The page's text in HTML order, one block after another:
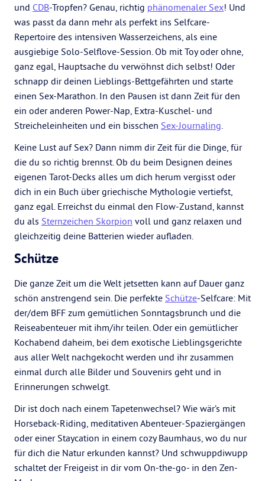
und CDB-Tropfen? Genau, richtig phänomenaler Sex! Und
was passt da dann mehr als perfekt ins Selfcare-
Repertoire des intensiven Wasserzeichens, als eine
ausgiebige Solo-Selflove-Session. Ob mit Toy oder ohne,
ganz egal, Hauptsache du verwöhnst dich selbst! Oder
schnapp dir deinen Lieblings-Bettgefährten und starte
einen Sex-Marathon. In den Pausen ist dann Zeit für den
ein oder anderen Power-Nap, Extra-Kuschel- und
Streicheleinheiten und ein bisschen Sex-Journaling.
Keine Lust auf Sex? Dann nimm dir Zeit für die Dinge, für
die du so richtig brennst. Ob du beim Designen deines
eigenen Tarot-Decks alles um dich herum vergisst oder
dich in ein Buch über griechische Mythologie vertiefst,
ganz egal. Erreichst du einmal den Flow-Zustand, kannst
du als Sternzeichen Skorpion voll und ganz relaxen und
gleichzeitig deine Batterien wieder aufladen.
Schütze
Die ganze Zeit um die Welt jetsetten kann auf Dauer ganz
schön anstrengend sein. Die perfekte Schütze-Selfcare: Mit
der/dem BFF zum gemütlichen Sonntagsbrunch und die
Reiseabenteuer mit ihm/ihr teilen. Oder ein gemütlicher
Kochabend daheim, bei dem exotische Lieblingsgerichte
aus aller Welt nachgekocht werden und ihr zusammen
einmal durch alle Bilder und Souvenirs geht und in
Erinnerungen schwelgt.
Dir ist doch nach einem Tapetenwechsel? Wie wär’s mit
Horseback-Riding, meditativen Abenteuer-Spaziergängen
oder einer Staycation in einem cozy Baumhaus, wo du nur
für dich die Natur erkunden kannst? Und schwuppdiwupp
schaltet der Freigeist in dir vom On-the-go- in den Zen-